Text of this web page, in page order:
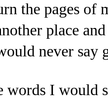
the pages
place
never
words I would